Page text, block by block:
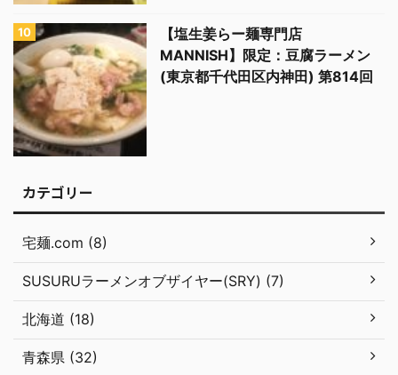
【塩生姜らー麺専門店
MANNISH】限定：豆腐ラーメン
(東京都千代田区内神田) 第814回
カテゴリー
宅麺.com (8)
SUSURUラーメンオブザイヤー(SRY) (7)
北海道 (18)
青森県 (32)